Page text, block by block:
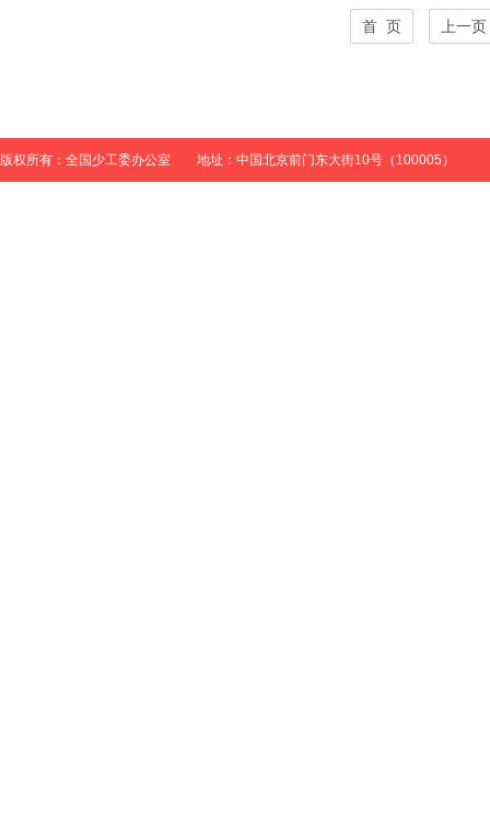
首 页 上一页
版权所有：全国少工委办公室 地址：中国北京前门东大街10号（100005）